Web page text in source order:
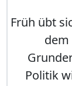
Früh übt
dem
Politik